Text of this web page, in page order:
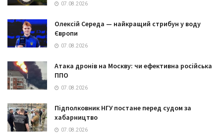
07.08.2026
Олексій Середа — найкращий стрибун у воду
Європи
07.08.2026
Атака дронів на Москву: чи ефективна російська
ППО
07.08.2026
Підполковник НГУ постане перед судом за
хабарництво
07.08.2026